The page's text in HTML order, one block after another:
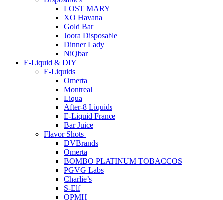
LOST MARY
XO Havana
Gold Bar
Joora Disposable
Dinner Lady
NiQbar
E-Liquid & DIY
E-Liquids
Omerta
Montreal
Liqua
After-8 Liquids
E-Liquid France
Bar Juice
Flavor Shots
DVBrands
Omerta
BOMBO PLATINUM TOBACCOS
PGVG Labs
Charlie’s
S-Elf
OPMH